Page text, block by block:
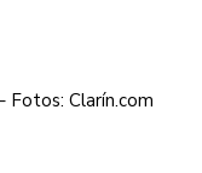
Fotos: Clarín.com